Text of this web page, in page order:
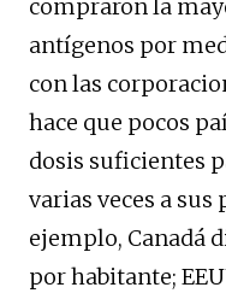
compraron la
antígenos por
con las
hace que pocos
dosis suficientes
varias veces a
ejemplo, Canadá
por habitante;